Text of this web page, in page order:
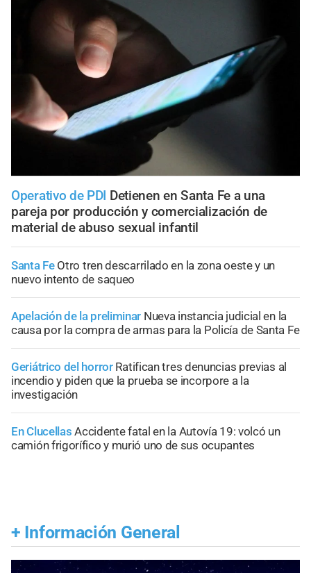
Operativo de PDI Detienen en Santa Fe a una
pareja por producción y comercialización de
material de abuso sexual infantil
Santa Fe Otro tren descarrilado en la zona oeste y un
nuevo intento de saqueo
Apelación de la preliminar Nueva instancia judicial en la
causa por la compra de armas para la Policía de Santa Fe
Geriátrico del horror Ratifican tres denuncias previas al
incendio y piden que la prueba se incorpore a la
investigación
En Clucellas Accidente fatal en la Autovía 19: volcó un
camión frigorífico y murió uno de sus ocupantes
+ Información General